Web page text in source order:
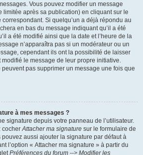
Vous pouvez modifier un message
limitée après sa publication) en cliquant sur le
Si quelqu’un a déjà répondu au
en bas du message indiquant qu’il a été
a été modifié ainsi que la date et l’heure de la
n’apparaîtra pas si un modérateur ou un
cependant ils ont la possibilité de laisser
modifié le message de leur propre initiative.
pas supprimer un message une fois que
à mes messages ?
signature depuis votre panneau de l’utilisateur.
cocherAttacher ma signature sur le formulaire de
aussi ajouter la signature par défaut à
l’option « Attacher ma signature » à partir du
Préférences du forum --> Modifier les